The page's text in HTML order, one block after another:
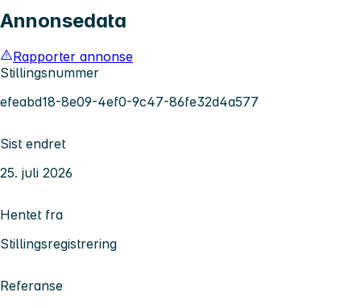
Annonsedata
Rapporter annonse
Stillingsnummer
efeabd18-8e09-4ef0-9c47-86fe32d4a577
Sist endret
25. juli 2026
Hentet fra
Stillingsregistrering
Referanse